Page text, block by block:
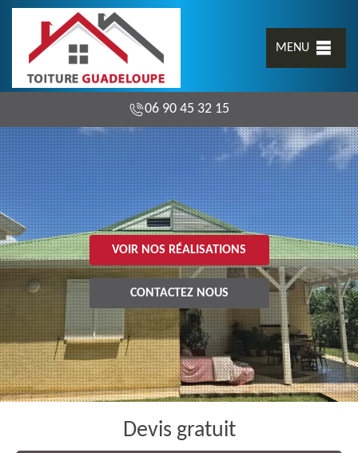
MENU
06 90 45 32 15
VOIR NOS RÉALISATIONS
CONTACTEZ NOUS
Devis gratuit